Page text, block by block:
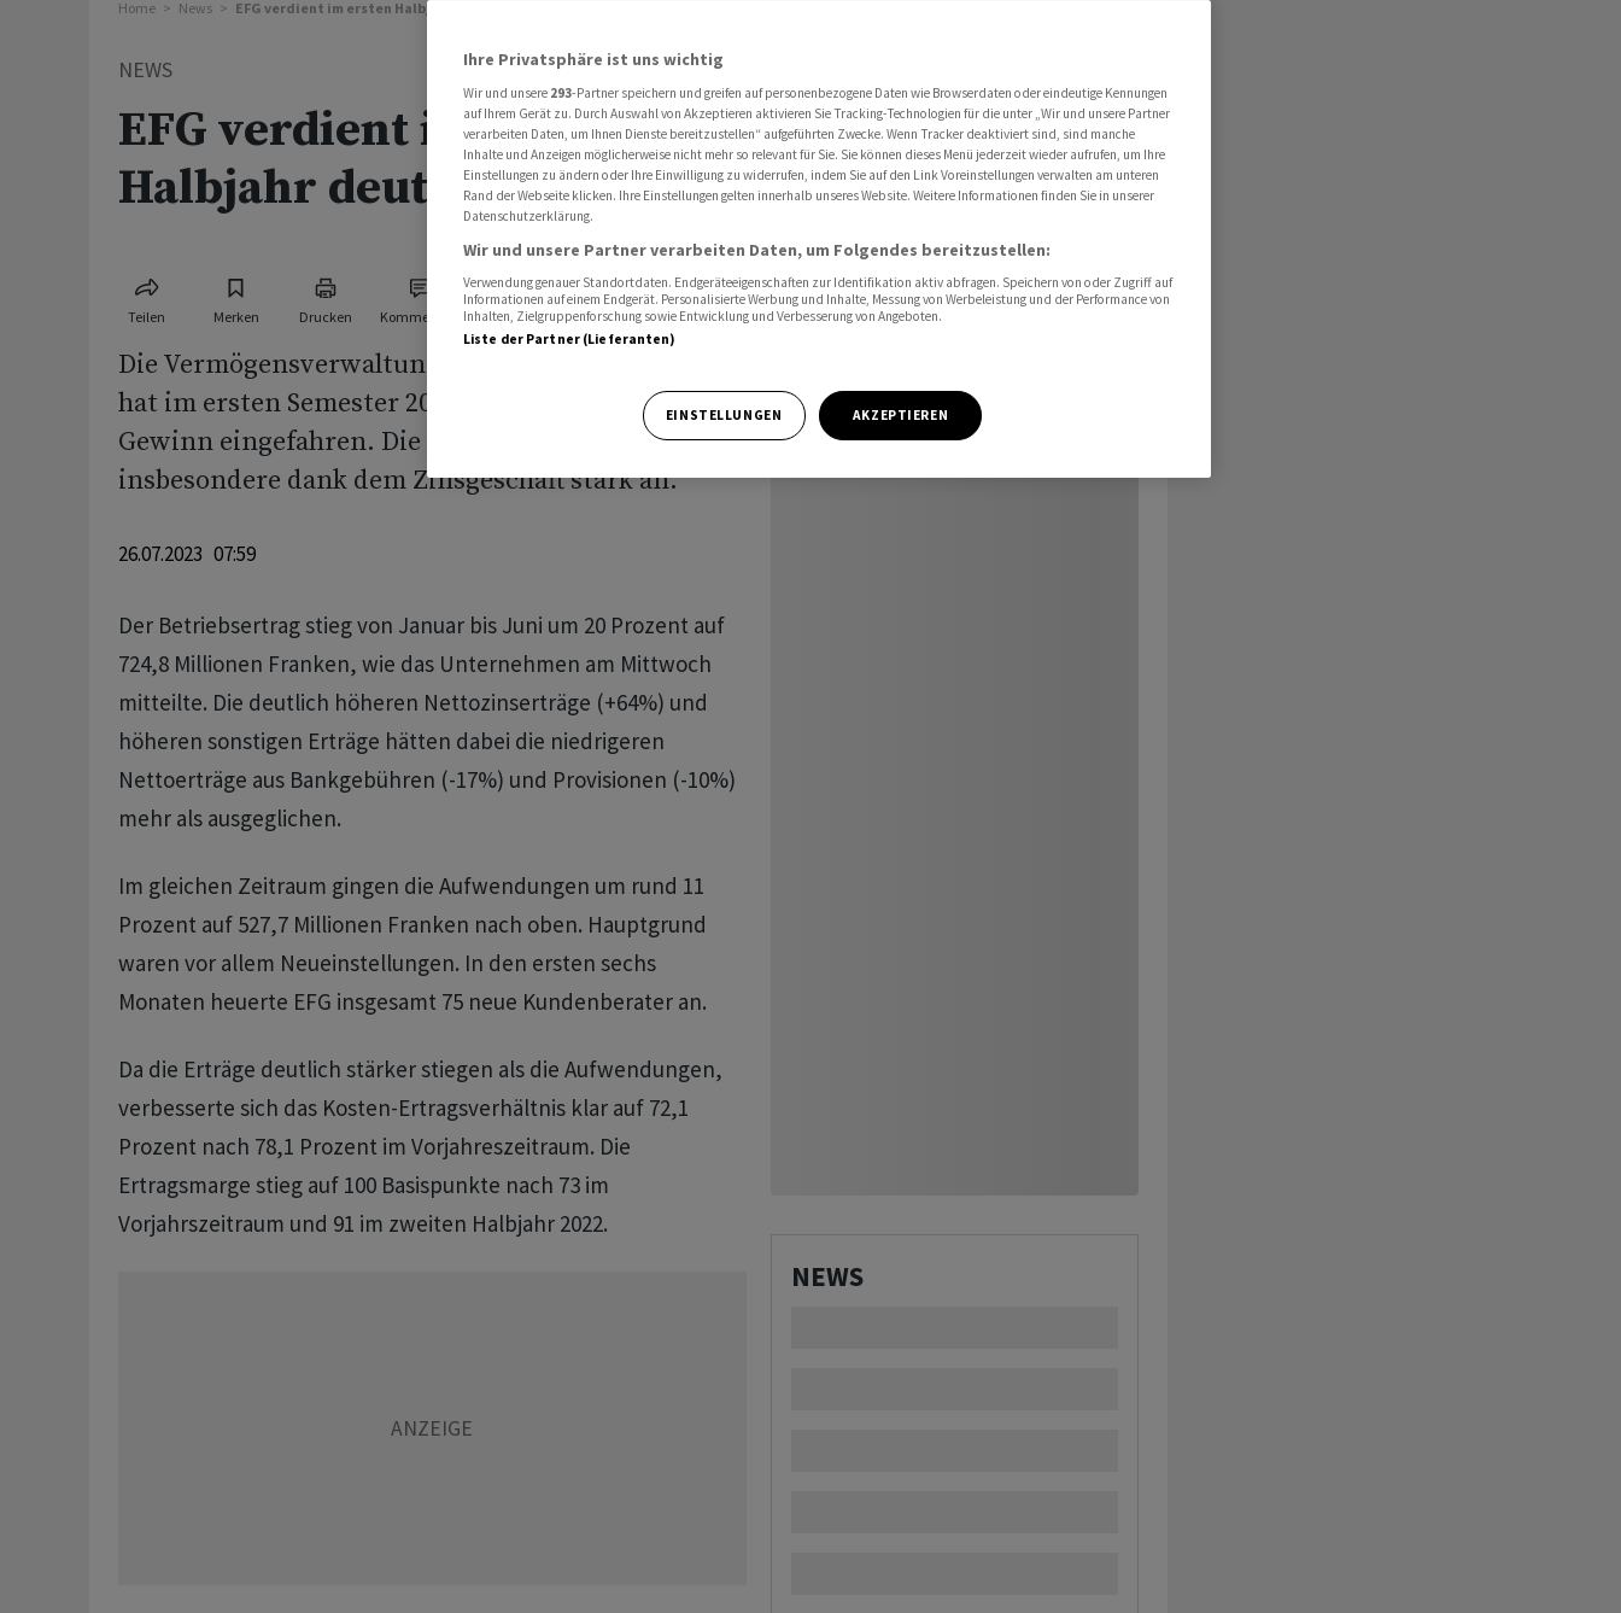
Home News EFG verdient im ersten Halbjahr deutlich mehr
NEWS
EFG verdient im ersten
Halbjahr deutlich mehr
Teilen Merken Drucken Kommentare
Die Vermögensverwaltungsbank EFG International
hat im ersten Semester 2023 einen deutlich höheren
Gewinn eingefahren. Die Erträge stiegen
insbesondere dank dem Zinsgeschäft stark an.
26.07.2023 07:59
Der Betriebsertrag stieg von Januar bis Juni um 20 Prozent auf
724,8 Millionen Franken, wie das Unternehmen am Mittwoch
mitteilte. Die deutlich höheren Nettozinserträge (+64%) und
höheren sonstigen Erträge hätten dabei die niedrigeren
Nettoerträge aus Bankgebühren (-17%) und Provisionen (-10%)
mehr als ausgeglichen.
Im gleichen Zeitraum gingen die Aufwendungen um rund 11
Prozent auf 527,7 Millionen Franken nach oben. Hauptgrund
waren vor allem Neueinstellungen. In den ersten sechs
Monaten heuerte EFG insgesamt 75 neue Kundenberater an.
Da die Erträge deutlich stärker stiegen als die Aufwendungen,
verbesserte sich das Kosten-Ertragsverhältnis klar auf 72,1
Prozent nach 78,1 Prozent im Vorjahreszeitraum. Die
Ertragsmarge stieg auf 100 Basispunkte nach 73 im
Vorjahrszeitraum und 91 im zweiten Halbjahr 2022.
NEWS
Ihre Privatsphäre ist uns wichtig
Wir und unsere 293-Partner speichern und greifen auf personenbezogene Daten wie Browserdaten oder eindeutige Kennungen
auf Ihrem Gerät zu. Durch Auswahl von Akzeptieren aktivieren Sie Tracking-Technologien für die unter „Wir und unsere Partner
verarbeiten Daten, um Ihnen Dienste bereitzustellen“ aufgeführten Zwecke. Wenn Tracker deaktiviert sind, sind manche
Inhalte und Anzeigen möglicherweise nicht mehr so relevant für Sie. Sie können dieses Menü jederzeit wieder aufrufen, um Ihre
Einstellungen zu ändern oder Ihre Einwilligung zu widerrufen, indem Sie auf den Link Voreinstellungen verwalten am unteren
Rand der Webseite klicken. Ihre Einstellungen gelten innerhalb unseres Website. Weitere Informationen finden Sie in unserer
Datenschutzerklärung.
Wir und unsere Partner verarbeiten Daten, um Folgendes bereitzustellen:
Verwendung genauer Standortdaten. Endgeräteeigenschaften zur Identifikation aktiv abfragen. Speichern von oder Zugriff auf
Informationen auf einem Endgerät. Personalisierte Werbung und Inhalte, Messung von Werbeleistung und der Performance von
Inhalten, Zielgruppenforschung sowie Entwicklung und Verbesserung von Angeboten.
Liste der Partner (Lieferanten)
EINSTELLUNGEN AKZEPTIEREN